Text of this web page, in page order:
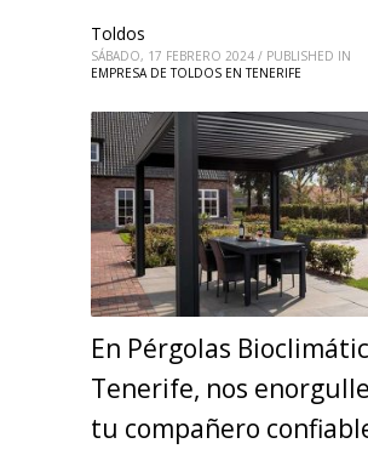
Toldos
SÁBADO, 17 FEBRERO 2024 / PUBLISHED IN
EMPRESA DE TOLDOS EN TENERIFE
En Pérgolas
Tenerife, nos
tu compañero